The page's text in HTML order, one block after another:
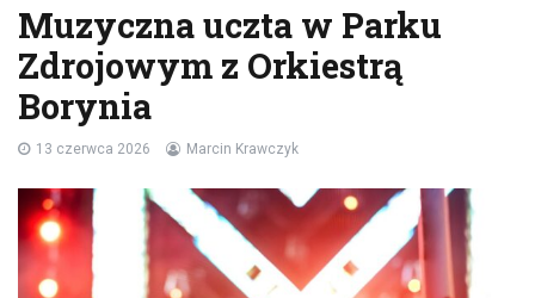
Muzyczna uczta w Parku
Zdrojowym z Orkiestrą
Borynia
13 czerwca 2026 Marcin Krawczyk